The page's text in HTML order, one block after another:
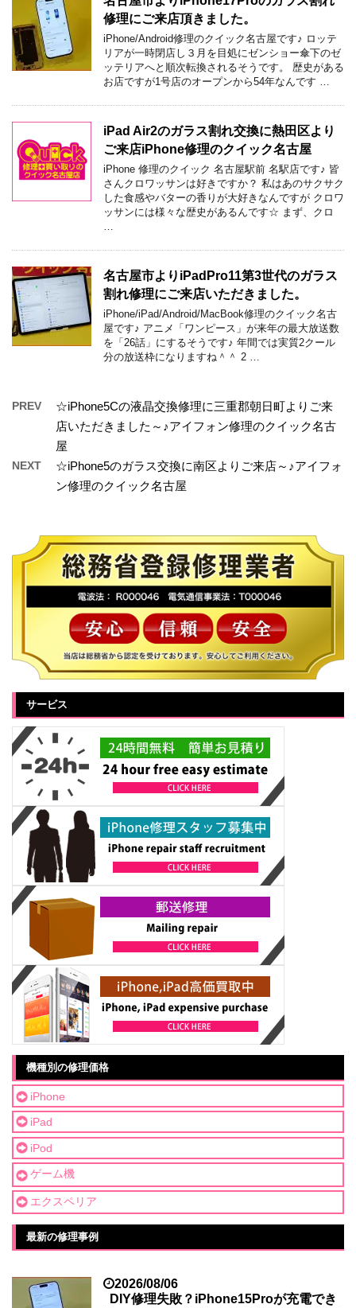
修理にご来店頂きました。
iPhone/Android修理のクイック名古屋です♪ ロッテ
リアが一時閉店し３月を目処にゼンショー傘下のゼ
ッテリアへと順次転換されるそうです。 歴史がある
お店ですが1号店のオープンから54年なんです …
iPad Air2のガラス割れ交換に熱田区より
ご来店iPhone修理のクイック名古屋
iPhone 修理のクイック 名古屋駅前 名駅店です♪ 皆
さんクロワッサンは好きですか？ 私はあのサクサク
した食感やバターの香りが大好きなんですが クロワ
ッサンには様々な歴史があるんです☆ まず、クロ
名古屋市よりiPadPro11第3世代のガラス
割れ修理にご来店いただきました。
iPhone/iPad/Android/MacBook修理のクイック名古
屋です♪ アニメ「ワンピース」が来年の最大放送数
を「26話」にするそうです♪ 年間では実質2クール
分の放送枠になりますね＾＾ 2 …
PREV
☆iPhone5Cの液晶交換修理に三重郡朝日町よりご来
店いただきました～♪アイフォン修理のクイック名古
屋
NEXT
☆iPhone5のガラス交換に南区よりご来店～♪アイフォ
ン修理のクイック名古屋
サービス
機種別の修理価格
iPhone
iPad
iPod
ゲーム機
エクスペリア
最新の修理事例
2026/08/06
DIY修理失敗？iPhone15Proが充電でき